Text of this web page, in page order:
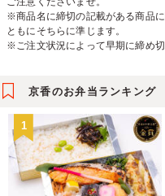
※商品名に締切の記載がある商品
ともにそちらに準じます。
※ご注文状況によって早期に締め
京香のお弁当ランキング
1